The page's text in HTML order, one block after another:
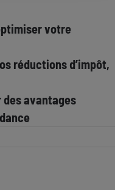
votre
réductions d’impôt,
avantages